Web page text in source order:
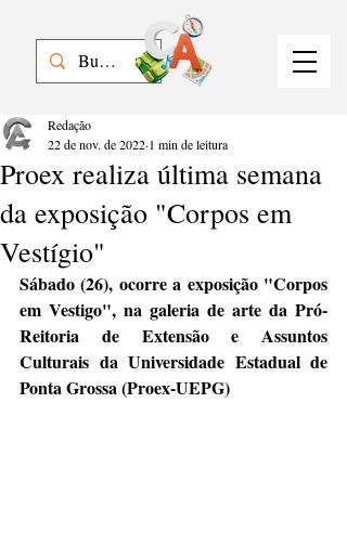
Proex realiza última semana
da exposição "Corpos em
Vestígio"
Redação
22 de nov. de 2022 1 min de leitura
Sábado (26), ocorre a exposição "Corpos
em Vestigo", na galeria de arte da Pró-
Reitoria de Extensão e Assuntos
Culturais da Universidade Estadual de
Ponta Grossa (Proex-UEPG)